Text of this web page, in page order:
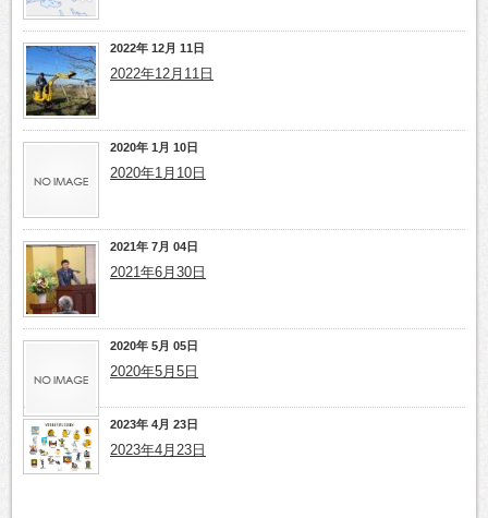
2022年 12月 11日
2022年12月11日
2020年 1月 10日
2020年1月10日
2021年 7月 04日
2021年6月30日
2020年 5月 05日
2020年5月5日
2023年 4月 23日
2023年4月23日